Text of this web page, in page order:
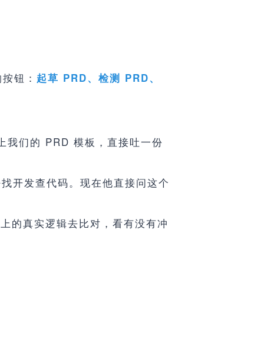
钮： 起草 PRD、检测 PRD、
我们的 PRD 模板，直接吐一份
开发查代码。现在他直接问这个
的真实逻辑去比对，看有没有冲